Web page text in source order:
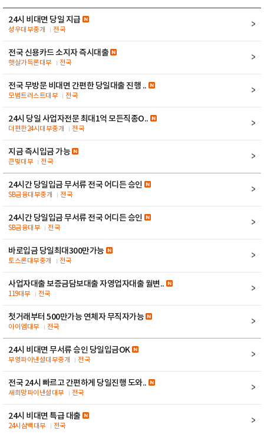
24시 비대면 당일 지급
성우대부중개 전국
전국 신용카드 소지자 즉시대출
햇살가득론대부 전국
전국 무방문 비대면 간편한 당일대출 진행 ..
모범트러스트대부 전국
24시 당일 사업자전문 최대1억 모든직종O..
더편한24시대부중개 전국
지금 즉시입금 가능
큰빛대부 전국
24시간 당일입금 무서류 전국 어디든 승인
SB금융대부중개 전국
24시간 당일입금 무서류 전국 어디든 승인
SB금융대부 전국
바로입금 당일최대300만가능
토스론대부중개 전국
사업자대출 보증금담보대출 자영업자대출 월변..
119대부 전국
첫거래부터 500만가능 연체자 무직자가능
아이엠대부 전국
24시 비대면 무서류 승인 당일입금OK
부영파이낸셜대부중개 전국
전국 24시 빠르고 간편하게 당일진행 도와..
새희망파이낸셜대부 전국
24시 비대면 특급 대출
24시삼백대부 전국